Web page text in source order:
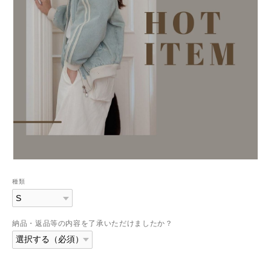
種類
納品・返品等の内容を了承いただけましたか？